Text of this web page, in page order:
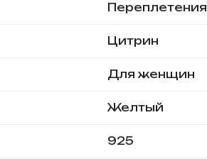
Переплетения
Цитрин
Для женщин
Желтый
925